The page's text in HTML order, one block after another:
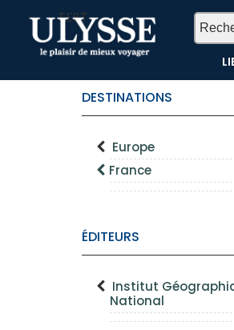
TEST
DESTINATIONS
Europe
France
ÉDITEURS
Institut
National